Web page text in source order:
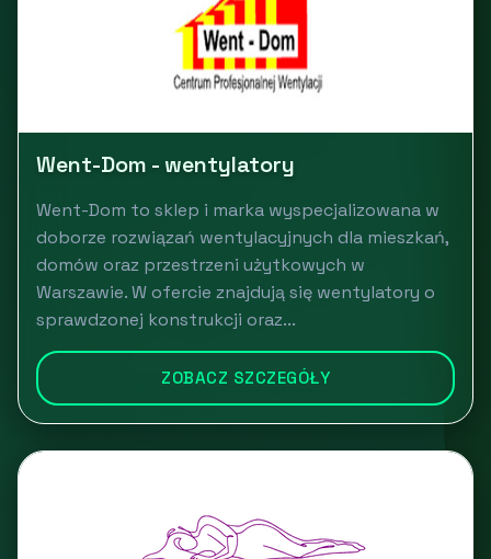
Went-Dom - wentylatory
Went-Dom to sklep i marka wyspecjalizowana w
doborze rozwiązań wentylacyjnych dla mieszkań,
domów oraz przestrzeni użytkowych w
Warszawie. W ofercie znajdują się wentylatory o
sprawdzonej konstrukcji oraz...
ZOBACZ SZCZEGÓŁY